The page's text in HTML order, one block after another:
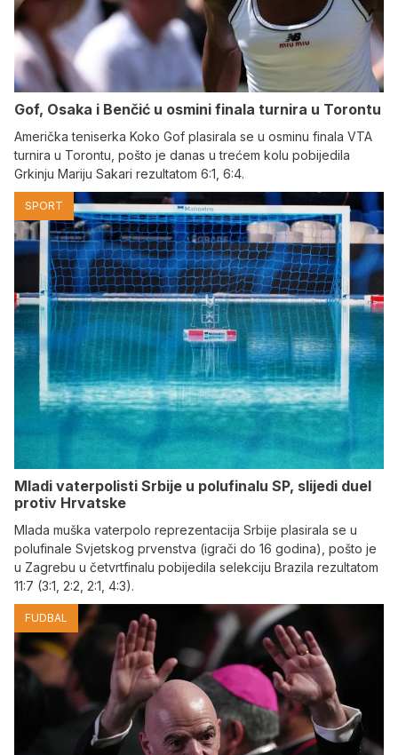
Gof, Osaka i Benčić u osmini finala turnira u Torontu
Američka teniserka Koko Gof plasirala se u osminu finala VTA
turnira u Torontu, pošto je danas u trećem kolu pobijedila
Grkinju Mariju Sakari rezultatom 6:1, 6:4.
SPORT
Mladi vaterpolisti Srbije u polufinalu SP, slijedi duel
protiv Hrvatske
Mlada muška vaterpolo reprezentacija Srbije plasirala se u
polufinale Svjetskog prvenstva (igrači do 16 godina), pošto je
u Zagrebu u četvrtfinalu pobijedila selekciju Brazila rezultatom
11:7 (3:1, 2:2, 2:1, 4:3).
FUDBAL